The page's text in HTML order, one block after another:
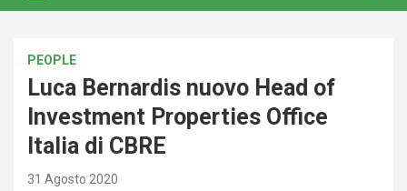
PEOPLE
Luca Bernardis nuovo Head of
Investment Properties Office
Italia di CBRE
31 Agosto 2020